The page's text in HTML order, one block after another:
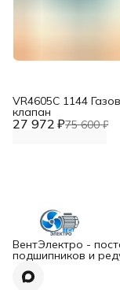
27 972 ₽75 600 ₽
VR4605С 1144
клапан
ВентЭлектро -
подшипников и